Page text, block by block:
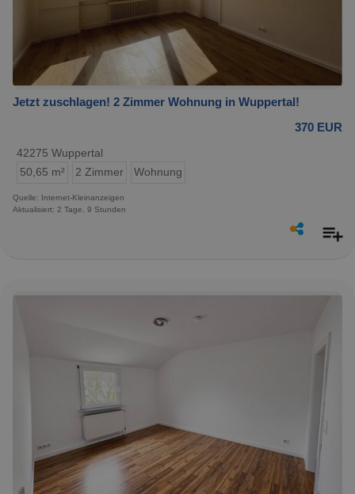
Jetzt zuschlagen! 2 Zimmer Wohnung in Wuppertal!
370 EUR
42275 Wuppertal
50,65 m²
2 Zimmer Wohnung
Quelle: Internet-Kleinanzeigen
Aktualisiert: 2 Tage, 9 Stunden